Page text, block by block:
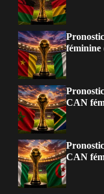
féminine
CAN
CAN